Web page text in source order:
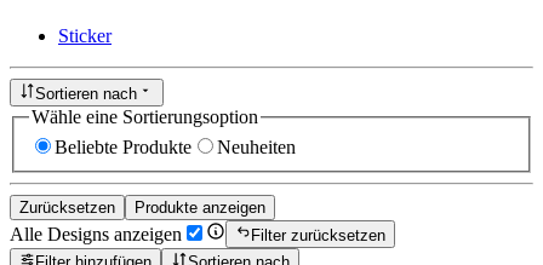
Sticker
Sortieren nach
Wähle eine Sortierungsoption
Beliebte Produkte
Neuheiten
Zurücksetzen Produkte anzeigen
Alle Designs anzeigen
Filter zurücksetzen